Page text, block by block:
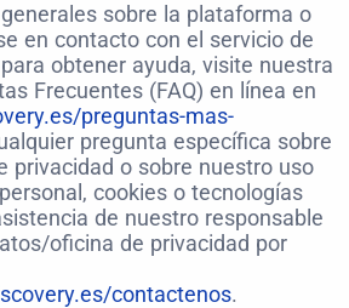
sobre la plataforma o
en contacto con el servicio de
obtener ayuda, visite nuestra
Frecuentes (FAQ) en línea en
preguntas-mas-
pregunta específica sobre
privacidad o sobre nuestro uso
cookies o tecnologías
de nuestro responsable
oficina de privacidad por
contactenos.